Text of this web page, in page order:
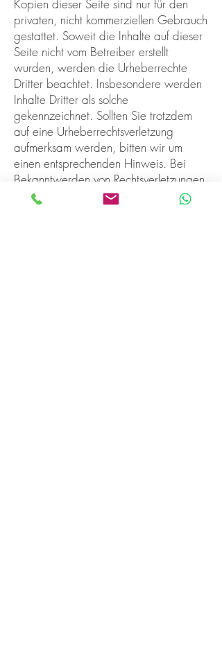
Kopien dieser Seite sind nur für den
privaten, nicht kommerziellen Gebrauch
gestattet. Soweit die Inhalte auf dieser
Seite nicht vom Betreiber erstellt
wurden, werden die Urheberrechte
Dritter beachtet. Insbesondere werden
Inhalte Dritter als solche
gekennzeichnet. Sollten Sie trotzdem
auf eine Urheberrechtsverletzung
aufmerksam werden, bitten wir um
einen entsprechenden Hinweis. Bei
Bekanntwerden von Rechtsverletzungen
werden wir derartige Inhalte